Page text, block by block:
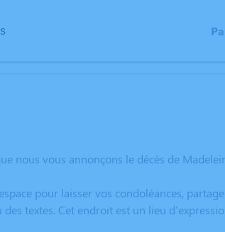
nous vous annonçons le décès de
pour laisser vos condoléances,
textes. Cet endroit est un lieu